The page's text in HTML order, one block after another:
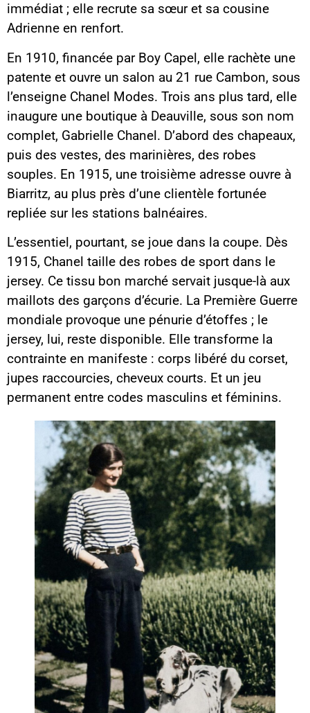
immédiat ; elle recrute sa sœur et sa cousine
Adrienne en renfort.
En 1910, financée par Boy Capel, elle rachète une
patente et ouvre un salon au 21 rue Cambon, sous
l’enseigne Chanel Modes. Trois ans plus tard, elle
inaugure une boutique à Deauville, sous son nom
complet, Gabrielle Chanel. D’abord des chapeaux,
puis des vestes, des marinières, des robes
souples. En 1915, une troisième adresse ouvre à
Biarritz, au plus près d’une clientèle fortunée
repliée sur les stations balnéaires.
L’essentiel, pourtant, se joue dans la coupe. Dès
1915, Chanel taille des robes de sport dans le
jersey. Ce tissu bon marché servait jusque-là aux
maillots des garçons d’écurie. La Première Guerre
mondiale provoque une pénurie d’étoffes ; le
jersey, lui, reste disponible. Elle transforme la
contrainte en manifeste : corps libéré du corset,
jupes raccourcies, cheveux courts. Et un jeu
permanent entre codes masculins et féminins.